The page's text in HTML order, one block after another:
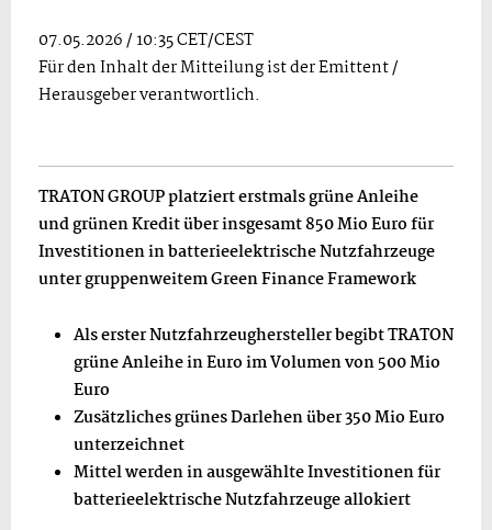
07.05.2026 / 10:35 CET/CEST
Für den Inhalt der Mitteilung ist der Emittent /
Herausgeber verantwortlich.
TRATON GROUP platziert erstmals grüne Anleihe
undgrünen Kredit über insgesamt 850 Mio Euro für
Investitionen in batterieelektrische Nutzfahrzeuge
unter gruppenweitem Green Finance Framework
Als erster Nutzfahrzeughersteller begibt TRATON
grüne Anleihe in Euro imVolumen von 500 Mio
Euro
Zusätzliches grünes Darlehen über 350 Mio Euro
unterzeichnet
Mittel werden in ausgewählte Investitionen für
batterieelektrische Nutzfahrzeuge allokiert